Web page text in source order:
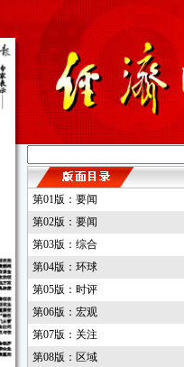
第01版：要闻
第02版：要闻
第03版：综合
第04版：环球
第05版：时评
第06版：宏观
第07版：关注
第08版：区域